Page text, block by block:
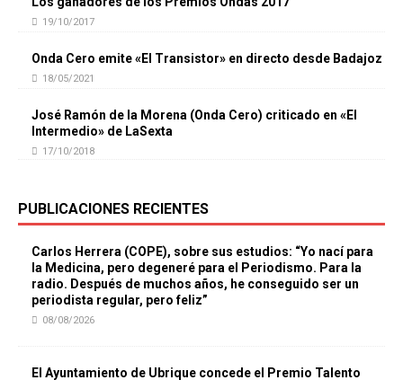
19/10/2017
Onda Cero emite «El Transistor» en directo desde Badajoz
18/05/2021
José Ramón de la Morena (Onda Cero) criticado en «El
Intermedio» de LaSexta
17/10/2018
PUBLICACIONES RECIENTES
Carlos Herrera (COPE), sobre sus estudios: “Yo nací para
la Medicina, pero degeneré para el Periodismo. Para la
radio. Después de muchos años, he conseguido ser un
periodista regular, pero feliz”
08/08/2026
El Ayuntamiento de Ubrique concede el Premio Talento